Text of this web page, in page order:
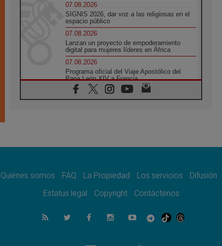
07.08.2026
SIGNIS 2026, dar voz a las religiosas en el
espacio público
07.08.2026
Lanzan un proyecto de empoderamiento
digital para mujeres líderes en África
07.08.2026
Programa oficial del Viaje Apostólico del
Papa León XIV a Francia
07.08.2026
Obispos de Ecuador: El bien de las familias
06.08.2026
06.08.2026
minuto
El agradecimiento de los jóvenes al Papa:
«Hoy nos sentimos Iglesia»
Líbano: Reanudan los coloquios en Roma en
Quiénes somos FAQ La Propiedad Los servicios
Difusión
Estatus legal
Copyright Contáctenos